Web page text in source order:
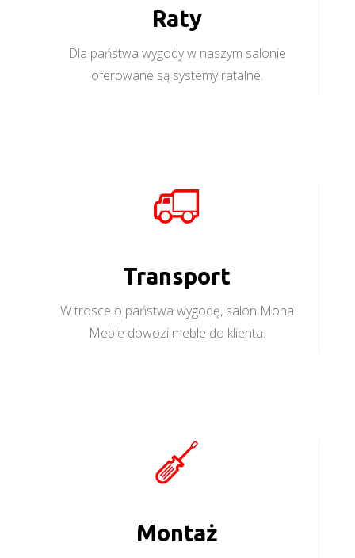
Raty
Dla państwa wygody w naszym salonie
oferowane są systemy ratalne.
Transport
W trosce o państwa wygodę, salon Mona
Meble dowozi meble do klienta.
Montaż